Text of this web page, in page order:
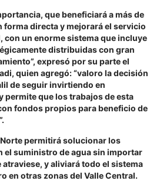
que beneficiará a más de
directa y mejorará el servicio
con un enorme sistema que incluye
distribuidas con gran
expresó por su parte el
quien agregó: “valoro la decisión
de seguir invirtiendo en
permite que los trabajos de esta
fondos propios para beneficio de
permitirá solucionar los
el suministro de agua sin importar
atraviese, y aliviará todo el sistema
en otras zonas del Valle Central.